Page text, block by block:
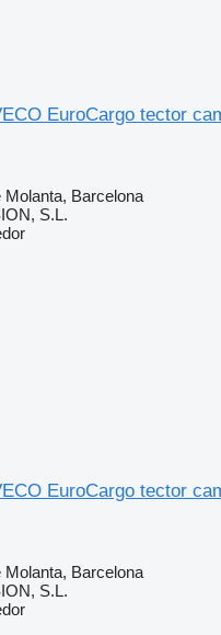
EuroCargo tector
Barcelona
S.L.
EuroCargo tector
Barcelona
S.L.